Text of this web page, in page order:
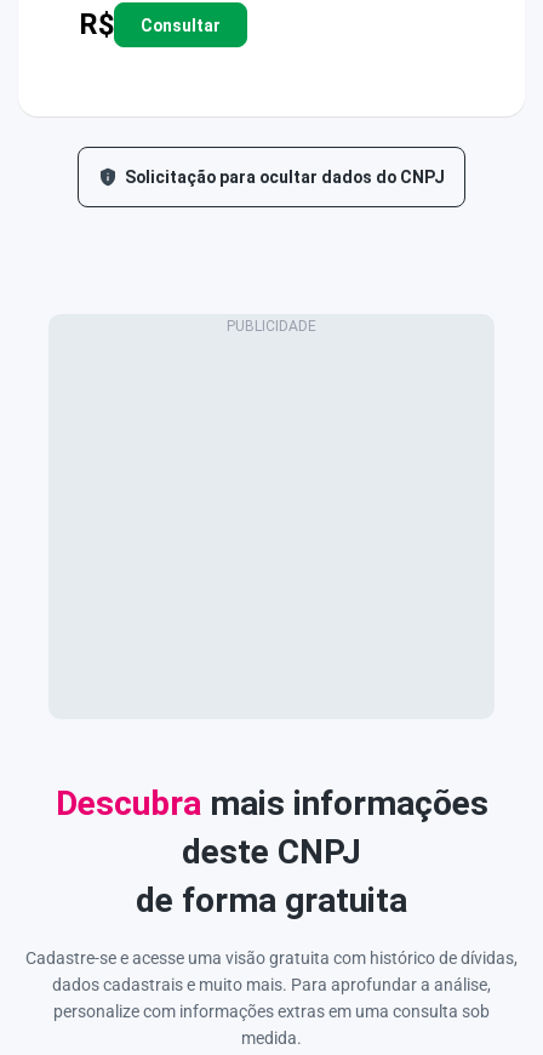
R$ Consultar
Solicitação para ocultar dados do CNPJ
Descubra mais informações
deste CNPJ
de forma gratuita
Cadastre-se e acesse uma visão gratuita com histórico de dívidas,
dados cadastrais e muito mais. Para aprofundar a análise,
personalize com informações extras em uma consulta sob
medida.